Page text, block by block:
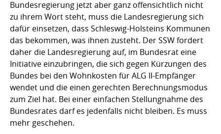
Bundesregierung jetzt aber ganz offensichtlich nicht
zu ihrem Wort steht, muss die Landesregierung sich
dafür einsetzen, dass Schleswig-Holsteins Kommunen
das bekommen, was ihnen zusteht. Der SSW fordert
daher die Landesregierung auf, im Bundesrat eine
Initiative einzubringen, die sich gegen Kürzungen des
Bundes bei den Wohnkosten für ALG II-Empfänger
wendet und die einen gerechten Berechnungsmodus
zum Ziel hat. Bei einer einfachen Stellungnahme des
Bundesrates darf es jedenfalls nicht bleiben. Es muss
mehr geschehen.